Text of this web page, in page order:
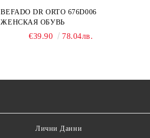
BEFADO DR ORTO 676D006
ЖЕНСКАЯ ОБУВЬ
€39.90 78.04лв.
Лични Данни